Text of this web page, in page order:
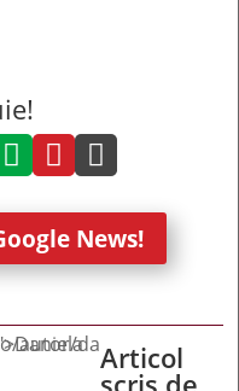
  
News!
Articol